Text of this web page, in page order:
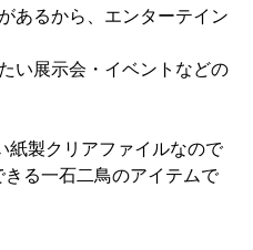
あるから、エンターテイン
い展示会・イベントなどの
紙製クリアファイルなので
る一石二鳥のアイテムで